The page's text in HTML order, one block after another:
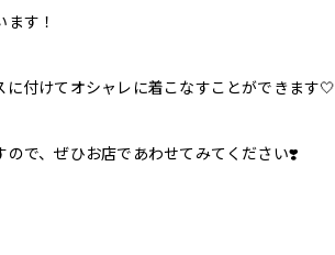
す！
付けてオシャレに着こなすことができます🤍
で、ぜひお店であわせてみてください❣️